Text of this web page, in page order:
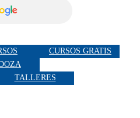
CURSOS GRATIS
TALLERES